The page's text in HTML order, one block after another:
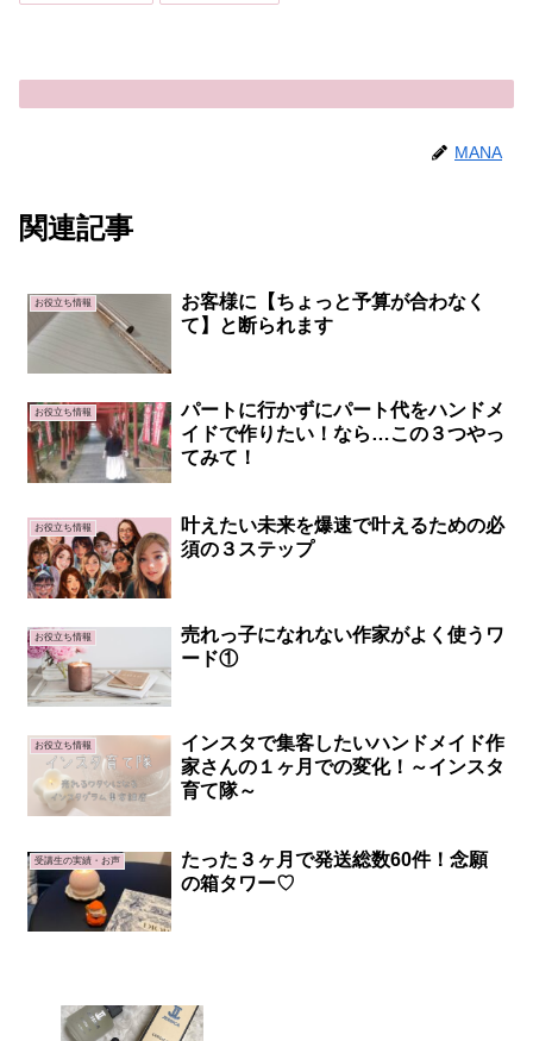
MANA
関連記事
お役立ち情報
お客様に【ちょっと予算が合わなく
て】と断られます
お役立ち情報
パートに行かずにパート代をハンドメ
イドで作りたい！なら…この３つやっ
てみて！
お役立ち情報
叶えたい未来を爆速で叶えるための必
須の３ステップ
お役立ち情報
売れっ子になれない作家がよく使うワ
ード①
お役立ち情報
インスタで集客したいハンドメイド作
家さんの１ヶ月での変化！～インスタ
育て隊～
受講生の実績・お声
たった３ヶ月で発送総数60件！念願
の箱タワー♡